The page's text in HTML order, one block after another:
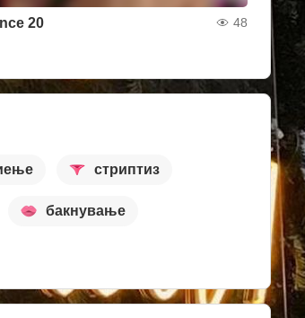
20 48
стриптиз
бакнување